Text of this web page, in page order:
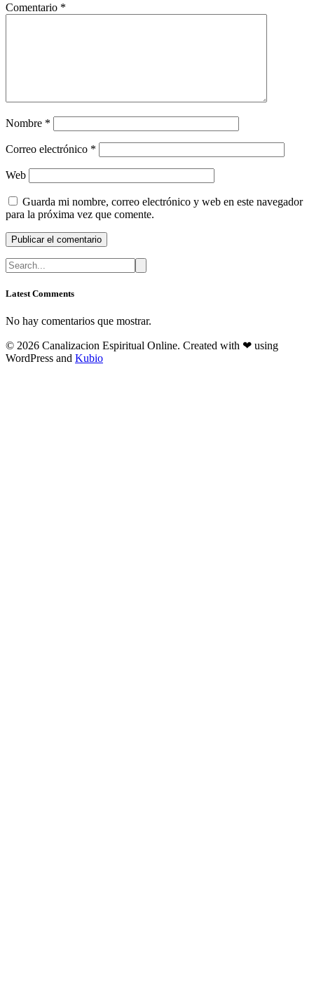
Comentario *
Nombre *
Correo electrónico *
Web
Guarda mi nombre, correo electrónico y web en este navegador
para la próxima vez que comente.
Latest Comments
No hay comentarios que mostrar.
© 2026 Canalizacion Espiritual Online. Created with ❤ using
WordPress and Kubio